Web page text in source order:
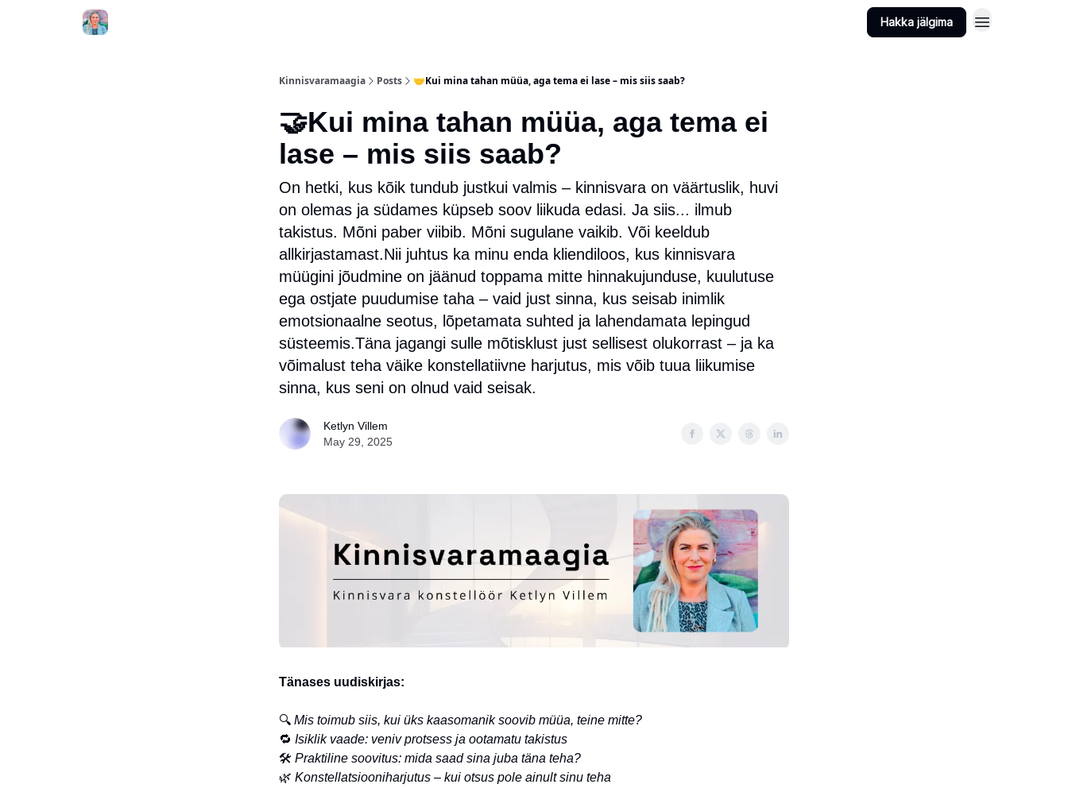
Hakka jälgima
Kinnisvaramaagia Posts 🤝Kui mina tahan müüa, aga tema ei lase – mis siis saab?
🤝Kui mina tahan müüa, aga tema ei
lase – mis siis saab?
On hetki, kus kõik tundub justkui valmis – kinnisvara on väärtuslik, huvi
on olemas ja südames küpseb soov liikuda edasi. Ja siis... ilmub
takistus. Mõni paber viibib. Mõni sugulane vaikib. Või keeldub
allkirjastamast.Nii juhtus ka minu enda kliendiloos, kus kinnisvara
müügini jõudmine on jäänud toppama mitte hinnakujunduse, kuulutuse
ega ostjate puudumise taha – vaid just sinna, kus seisab inimlik
emotsionaalne seotus, lõpetamata suhted ja lahendamata lepingud
süsteemis.Täna jagangi sulle mõtisklust just sellisest olukorrast – ja ka
võimalust teha väike konstellatiivne harjutus, mis võib tuua liikumise
sinna, kus seni on olnud vaid seisak.
Ketlyn Villem
May 29, 2025
Tänases uudiskirjas:
🔍 Mis toimub siis, kui üks kaasomanik soovib müüa, teine mitte?
🔁 Isiklik vaade: veniv protsess ja ootamatu takistus
🛠️ Praktiline soovitus: mida saad sina juba täna teha?
🌿 Konstellatsiooniharjutus – kui otsus pole ainult sinu teha